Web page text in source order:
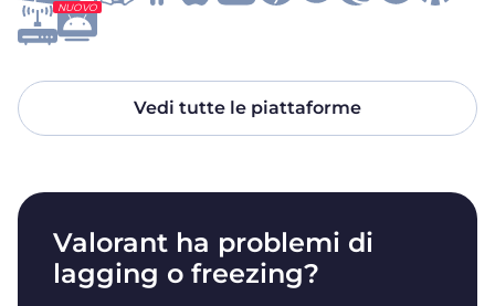
NUOVO
Vedi tutte le piattaforme
Valorant ha problemi di
lagging o freezing?